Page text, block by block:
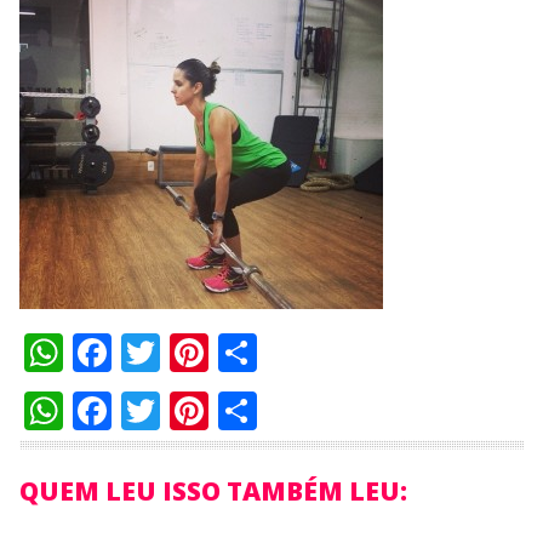
WhatsApp
Facebook
Twitter
Pinterest
Compartilhar
WhatsApp
Facebook
Twitter
Pinterest
Compartilhar
QUEM LEU ISSO TAMBÉM LEU: